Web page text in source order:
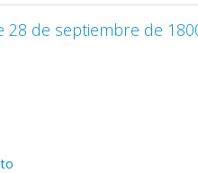
28 de septiembre de